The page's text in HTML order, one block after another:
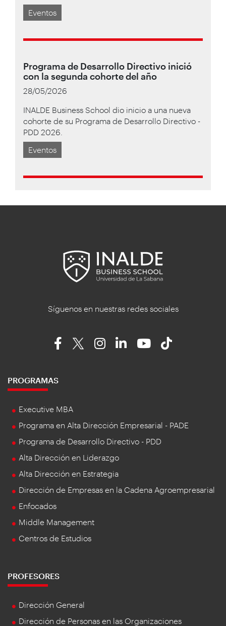
Eventos
Programa de Desarrollo Directivo inició
con la segunda cohorte del año
28/05/2026
INALDE Business School dio inicio a una nueva
cohorte de su Programa de Desarrollo Directivo -
PDD 2026.
Eventos
Síguenos en nuestras redes sociales
PROGRAMAS
Executive MBA
Programa en Alta Dirección Empresarial - PADE
Programa de Desarrollo Directivo - PDD
Alta Dirección en Liderazgo
Alta Dirección en Estrategia
Dirección de Empresas en la Cadena Agroempresarial
Enfocados
Middle Management
Centros de Estudios
PROFESORES
Dirección General
Dirección de Personas en las Organizaciones